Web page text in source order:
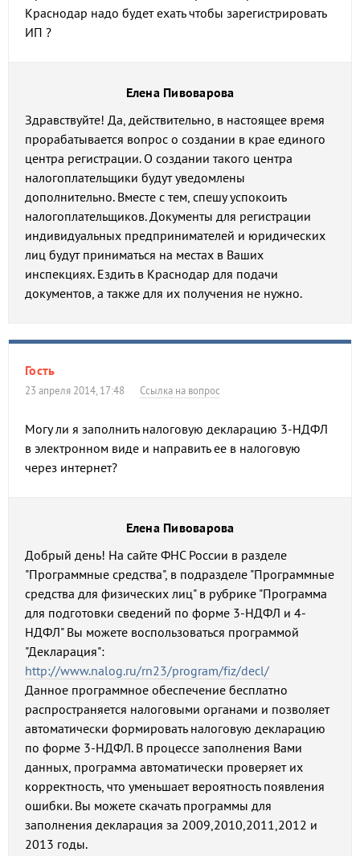
Краснодар надо будет ехать чтобы зарегистрировать
ИП ?
Елена Пивоварова
Здравствуйте! Да, действительно, в настоящее время
прорабатывается вопрос о создании в крае единого
центра регистрации. О создании такого центра
налогоплательщики будут уведомлены
дополнительно. Вместе с тем, спешу успокоить
налогоплательщиков. Документы для регистрации
индивидуальных предпринимателей и юридических
лиц будут приниматься на местах в Ваших
инспекциях. Ездить в Краснодар для подачи
документов, а также для их получения не нужно.
Гость
23 апреля 2014, 17:48 Ссылка на вопрос
Могу ли я заполнить налоговую декларацию 3-НДФЛ
в электронном виде и направить ее в налоговую
через интернет?
Елена Пивоварова
Добрый день! На сайте ФНС России в разделе
"Программные средства", в подразделе "Программные
средства для физических лиц" в рубрике "Программа
для подготовки сведений по форме 3-НДФЛ и 4-
НДФЛ" Вы можете воспользоваться программой
"Декларация":
http://www.nalog.ru/rn23/program/fiz/decl/
Данное программное обеспечение бесплатно
распространяется налоговыми органами и позволяет
автоматически формировать налоговую декларацию
по форме 3-НДФЛ. В процессе заполнения Вами
данных, программа автоматически проверяет их
корректность, что уменьшает вероятность появления
ошибки. Вы можете скачать программы для
заполнения декларация за 2009,2010,2011,2012 и
2013 годы.